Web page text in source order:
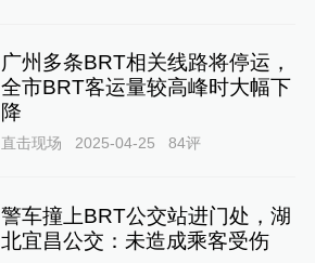
广州多条BRT相关线路将停运，
全市BRT客运量较高峰时大幅下
降
直击现场 2025-04-25 84评
警车撞上BRT公交站进门处，湖
北宜昌公交：未造成乘客受伤